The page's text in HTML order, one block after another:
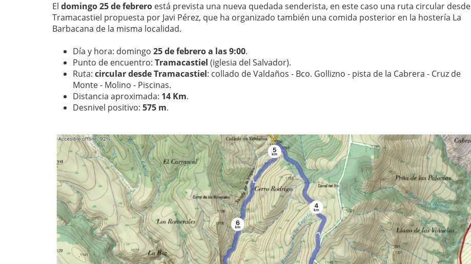
El domingo 25 de febrero está prevista una nueva quedada senderista, en este caso una ruta circular desde
Tramacastiel propuesta por Javi Pérez, que ha organizado también una comida posterior en la hostería La
Barbacana de la misma localidad.
Día y hora: domingo 25 de febrero a las 9:00.
Punto de encuentro: Tramacastiel (iglesia del Salvador).
Ruta: circular desde Tramacastiel: collado de Valdaños - Bco. Gollizno - pista de la Cabrera - Cruz de
Monte - Molino - Piscinas.
Distancia aproximada: 14 Km.
Desnivel positivo: 575 m.